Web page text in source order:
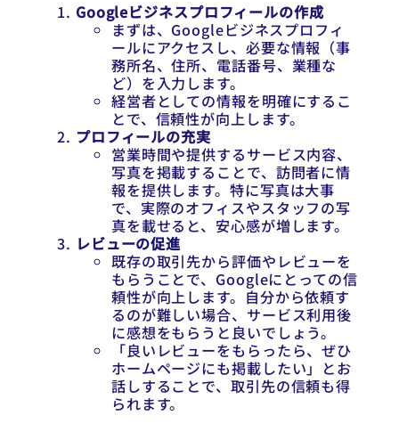
Googleビジネスプロフィールの作成
まずは、Googleビジネスプロフィ
ールにアクセスし、必要な情報（事
務所名、住所、電話番号、業種な
ど）を入力します。
経営者としての情報を明確にするこ
とで、信頼性が向上します。
プロフィールの充実
営業時間や提供するサービス内容、
写真を掲載することで、訪問者に情
報を提供します。特に写真は大事
で、実際のオフィスやスタッフの写
真を載せると、安心感が増します。
レビューの促進
既存の取引先から評価やレビューを
もらうことで、Googleにとっての信
頼性が向上します。自分から依頼す
るのが難しい場合、サービス利用後
に感想をもらうと良いでしょう。
「良いレビューをもらったら、ぜひ
ホームページにも掲載したい」とお
話しすることで、取引先の信頼も得
られます。